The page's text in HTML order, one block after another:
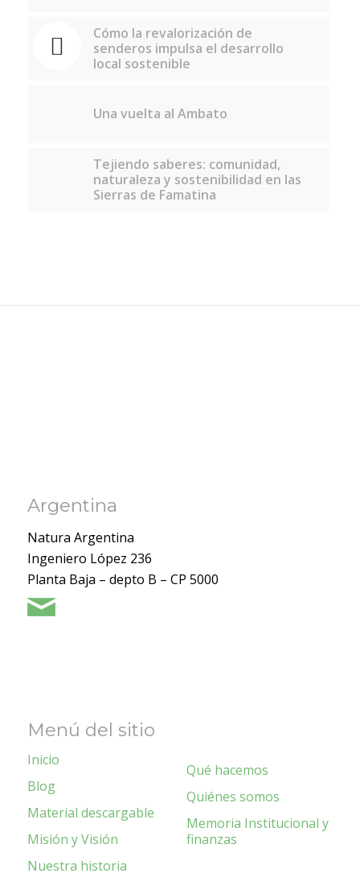
Cómo la revalorización de
senderos impulsa el desarrollo
local sostenible
Una vuelta al Ambato
Tejiendo saberes: comunidad,
naturaleza y sostenibilidad en las
Sierras de Famatina
Argentina
Natura Argentina
Ingeniero López 236
Planta Baja – depto B – CP 5000
Menú del sitio
Inicio
Blog
Material descargable
Misión y Visión
Nuestra historia
Qué hacemos
Quiénes somos
Memoria Institucional y
finanzas